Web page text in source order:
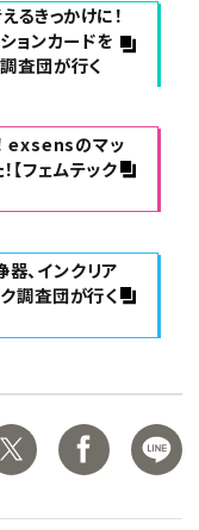
るきっかけに！
ョンカードを
調査団が行く
exsensのマッ
【フェムテック
、インクリア
ク調査団が行く